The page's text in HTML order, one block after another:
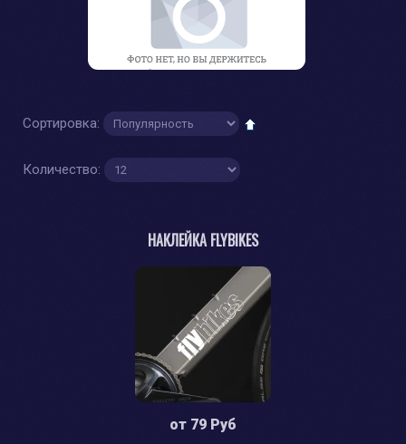
Сортировка:
Количество:
НАКЛЕЙКА FLYBIKES
от 79 Руб